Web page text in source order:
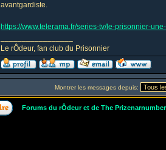
avantgardiste.
https://www.telerama.fr/series-tv/le-prisonnier-
Le rÔdeur, fan club du Prisonnier
Montrer les messages depuis:
Forums du rÔdeur et de The